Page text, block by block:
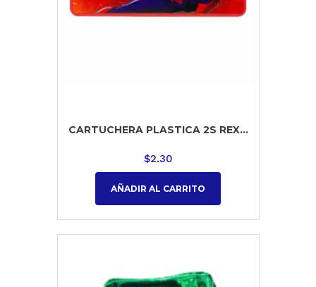
CARTUCHERA PLASTICA 2S REX...
$2.30
AÑADIR AL CARRITO